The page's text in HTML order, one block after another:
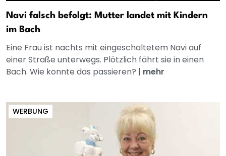
Navi falsch befolgt: Mutter landet mit Kindern
im Bach
Eine Frau ist nachts mit eingeschaltetem Navi auf
einer Straße unterwegs. Plötzlich fährt sie in einen
Bach. Wie konnte das passieren? | mehr
WERBUNG